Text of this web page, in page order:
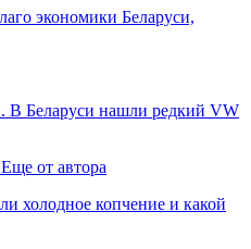
экономики Беларуси,
В Беларуси нашли редкий VW
Еще от автора
холодное копчение и какой